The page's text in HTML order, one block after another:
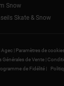
Snow
Skate & Snow
| Paramètres de
de Vente |
de Fidélité |